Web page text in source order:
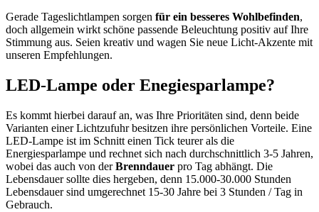
Gerade Tageslichtlampen sorgen für ein besseres Wohlbefinden,
doch allgemein wirkt schöne passende Beleuchtung positiv auf Ihre
Stimmung aus. Seien kreativ und wagen Sie neue Licht-Akzente mit
unseren Empfehlungen.
LED-Lampe oder Enegiesparlampe?
Es kommt hierbei darauf an, was Ihre Prioritäten sind, denn beide
Varianten einer Lichtzufuhr besitzen ihre persönlichen Vorteile. Eine
LED-Lampe ist im Schnitt einen Tick teurer als die
Energiesparlampe und rechnet sich nach durchschnittlich 3-5 Jahren,
wobei das auch von derBrenndauer pro Tag abhängt. Die
Lebensdauer sollte dies hergeben, denn 15.000-30.000 Stunden
Lebensdauer sind umgerechnet 15-30 Jahre bei 3 Stunden / Tag in
Gebrauch.